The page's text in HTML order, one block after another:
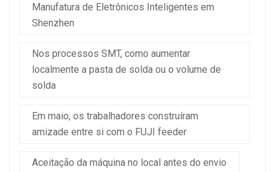
Manufatura de Eletrônicos Inteligentes em
Shenzhen
Nos processos SMT, como aumentar
localmente a pasta de solda ou o volume de
solda
Em maio, os trabalhadores construíram
amizade entre si com o FUJI feeder
Aceitação da máquina no local antes do envio